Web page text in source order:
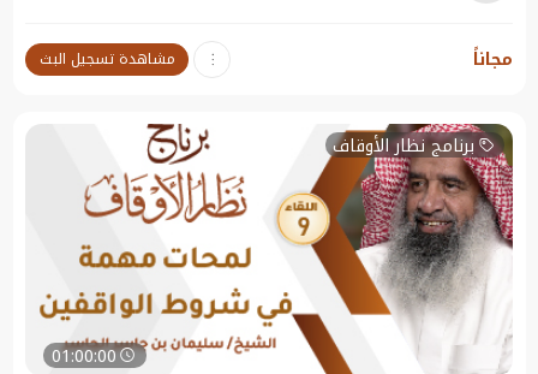
نبذة عن الندوة:
الجوانب القانونية للأوقاف
مجاناً مشاهدة تسجيل البث
برنامج نظار الأوقاف
01:00:00